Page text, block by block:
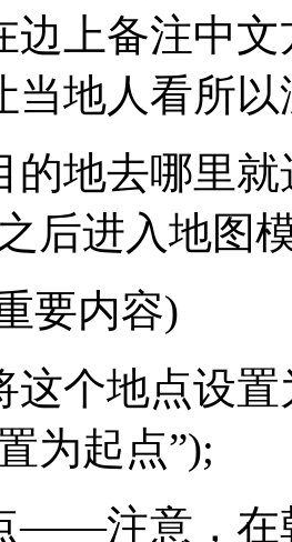
边上备注中
当地人看所
的地去哪里
后进入地图
要内容)
个地点设置
为起点”);
注意，在